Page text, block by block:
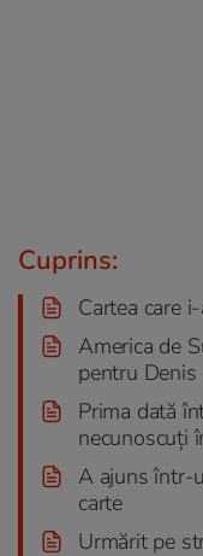
Cuprins:
Cartea care
America de
pentru Denis
Prima dată
necunoscuți
A ajuns într-
carte
Urmărit pe